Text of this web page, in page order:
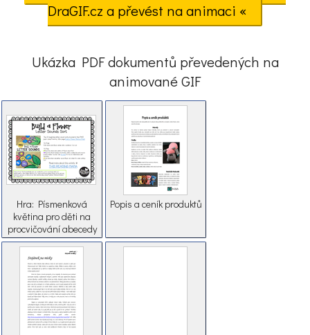
DraGIF.cz a převést na animaci «
Ukázka PDF dokumentů převedených na
animované GIF
Hra: Písmenková
květina pro děti na
procvičování abecedy
Popis a ceník produktů